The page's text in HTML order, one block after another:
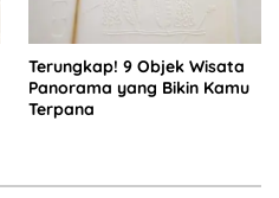
Terungkap! 9 Objek Wisata
Panorama yang Bikin Kamu
Terpana